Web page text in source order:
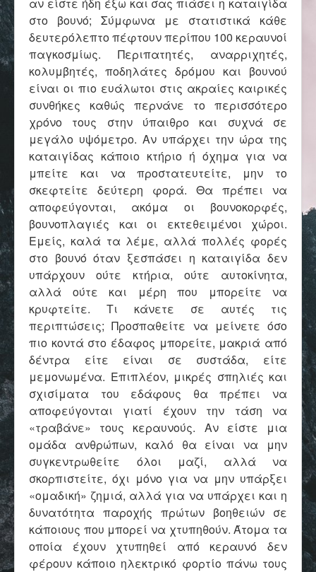
στο βουνό; Σύμφωνα με στατιστικά κάθε
δευτερόλεπτο πέφτουν περίπου 100 κεραυνοί
παγκοσμίως. Περιπατητές, αναρριχητές,
κολυμβητές, ποδηλάτες δρόμου και βουνού
είναι οι πιο ευάλωτοι στις ακραίες καιρικές
συνθήκες καθώς περνάνε το περισσότερο
χρόνο τους στην ύπαιθρο και συχνά σε
μεγάλο υψόμετρο. Αν υπάρχει την ώρα της
καταιγίδας κάποιο κτήριο ή όχημα για να
μπείτε και να προστατευτείτε, μην το
σκεφτείτε δεύτερη φορά. Θα πρέπει να
αποφεύγονται, ακόμα οι βουνοκορφές,
βουνοπλαγιές και οι εκτεθειμένοι χώροι.
Εμείς, καλά τα λέμε, αλλά πολλές φορές
στο βουνό όταν ξεσπάσει η καταιγίδα δεν
υπάρχουν ούτε κτήρια, ούτε αυτοκίνητα,
αλλά ούτε και μέρη που μπορείτε να
κρυφτείτε. Τι κάνετε σε αυτές τις
περιπτώσεις; Προσπαθείτε να μείνετε όσο
πιο κοντά στο έδαφος μπορείτε, μακριά από
δέντρα είτε είναι σε συστάδα, είτε
μεμονωμένα. Επιπλέον, μικρές σπηλιές και
σχισίματα του εδάφους θα πρέπει να
αποφεύγονται γιατί έχουν την τάση να
«τραβάνε» τους κεραυνούς. Αν είστε μια
ομάδα ανθρώπων, καλό θα είναι να μην
συγκεντρωθείτε όλοι μαζί, αλλά να
σκορπιστείτε, όχι μόνο για να μην υπάρξει
«ομαδική» ζημιά, αλλά για να υπάρχει και η
δυνατότητα παροχής πρώτων βοηθειών σε
κάποιους που μπορεί να χτυπηθούν. Άτομα τα
οποία έχουν χτυπηθεί από κεραυνό δεν
φέρουν κάποιο ηλεκτρικό φορτίο πάνω τους